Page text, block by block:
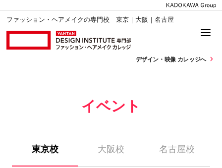
ファッション・ヘアメイクの専門校 東京｜大阪｜名古屋
デザイン・ 映像 カレッジへ
イベント
東京校 大阪校 名古屋校